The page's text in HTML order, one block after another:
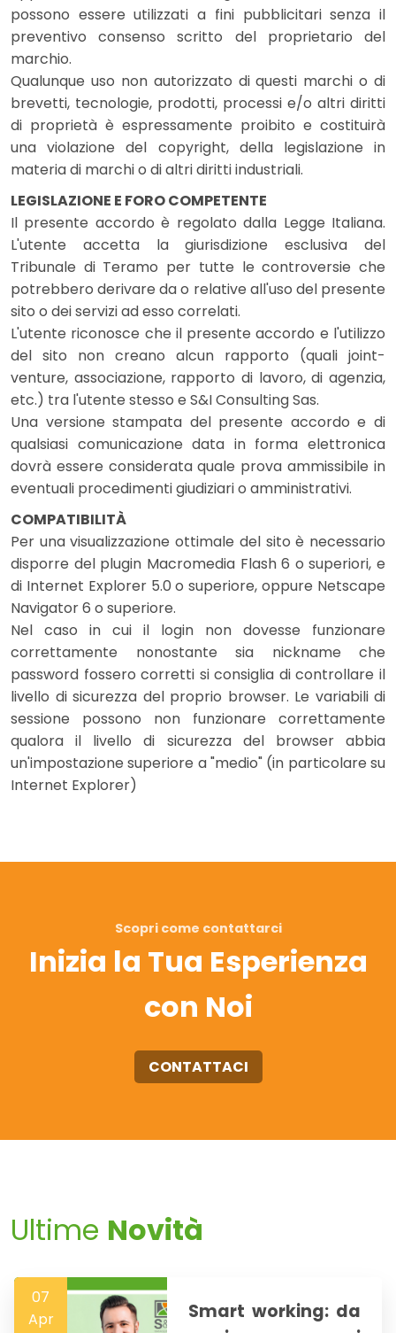
possono essere utilizzati a fini pubblicitari senza il
preventivo consenso scritto del proprietario del
marchio.
Qualunque uso non autorizzato di questi marchi o di
brevetti, tecnologie, prodotti, processi e/o altri diritti
di proprietà è espressamente proibito e costituirà
una violazione del copyright, della legislazione in
materia di marchi o di altri diritti industriali.
LEGISLAZIONE E FORO COMPETENTE
Il presente accordo è regolato dalla Legge Italiana.
L'utente accetta la giurisdizione esclusiva del
Tribunale di Teramo per tutte le controversie che
potrebbero derivare da o relative all'uso del presente
sito o dei servizi ad esso correlati.
L'utente riconosce che il presente accordo e l'utilizzo
del sito non creano alcun rapporto (quali joint-
venture, associazione, rapporto di lavoro, di agenzia,
etc.) tra l'utente stesso e S&I Consulting Sas.
Una versione stampata del presente accordo e di
qualsiasi comunicazione data in forma elettronica
dovrà essere considerata quale prova ammissibile in
eventuali procedimenti giudiziari o amministrativi.
COMPATIBILITÀ
Per una visualizzazione ottimale del sito è necessario
disporre del plugin Macromedia Flash 6 o superiori, e
di Internet Explorer 5.0 o superiore, oppure Netscape
Navigator 6 o superiore.
Nel caso in cui il login non dovesse funzionare
correttamente nonostante sia nickname che
password fossero corretti si consiglia di controllare il
livello di sicurezza del proprio browser. Le variabili di
sessione possono non funzionare correttamente
qualora il livello di sicurezza del browser abbia
un'impostazione superiore a "medio" (in particolare su
Internet Explorer)
Scopri come contattarci
Inizia la Tua Esperienza
con Noi
CONTATTACI
Ultime Novità
07
Apr
Smart working: da